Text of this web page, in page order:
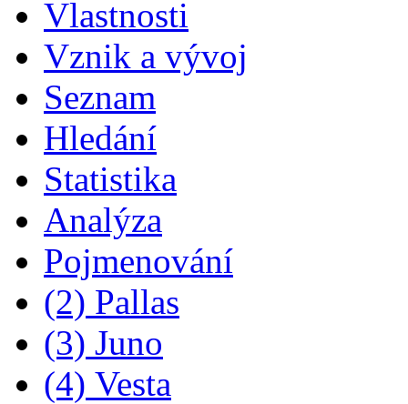
Vlastnosti
Vznik a vývoj
Seznam
Hledání
Statistika
Analýza
Pojmenování
(2) Pallas
(3) Juno
(4) Vesta